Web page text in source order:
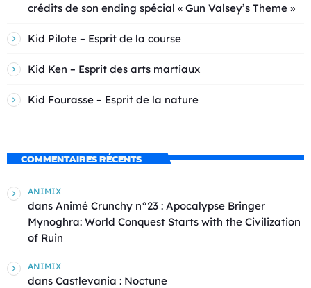
crédits de son ending spécial « Gun Valsey’s Theme »
Kid Pilote – Esprit de la course
Kid Ken – Esprit des arts martiaux
Kid Fourasse – Esprit de la nature
COMMENTAIRES RÉCENTS
ANIMIX
dans Animé Crunchy n°23 : Apocalypse Bringer
Mynoghra: World Conquest Starts with the Civilization
of Ruin
ANIMIX
dans Castlevania : Noctune